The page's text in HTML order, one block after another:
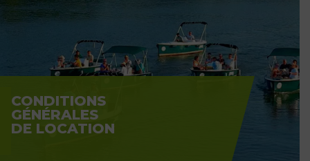
CONDITIONS
GÉNÉRALES
DE LOCATION